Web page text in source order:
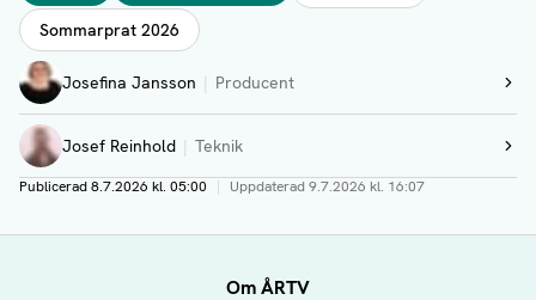
Sommarprat 2026
Författare
Josefina Jansson Producent
Visa profil
Josef Reinhold Teknik
Visa profil
Publicerad8.7.2026 kl. 05:00 | Uppdaterad9.7.2026 kl. 16:07
Om ÅRTV